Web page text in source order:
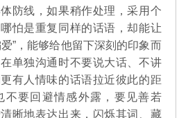
防线，如果稍作处理，采用个
怕是重复同样的话语，却能让
”，能够给他留下深刻的印象而
单独沟通时不要说大话、不讲
有人情味的话语拉近彼此的距
不要回避情感外露，要见善若
晰地表达出来，闪烁其词、藏